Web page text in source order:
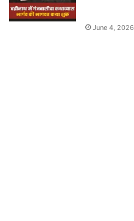
June 4, 2026